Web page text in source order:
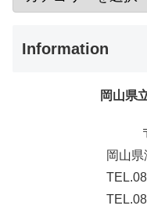
Information
岡山県
岡山県